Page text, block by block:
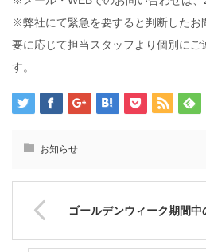
※弊社にて緊急を要すると判断したお
要に応じて担当スタッフより個別にご
す。
お知らせ
ゴールデンウィーク期間